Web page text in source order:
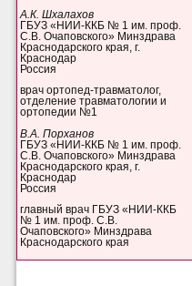
А.К. Шхалахов
ГБУЗ «НИИ-ККБ № 1 им. проф.
С.В. Очаповского» Минздрава
Краснодарского края, г.
Краснодар
Россия
врач ортопед-травматолог,
отделение травматологии и
ортопедии №1
В.А. Порханов
ГБУЗ «НИИ-ККБ № 1 им. проф.
С.В. Очаповского» Минздрава
Краснодарского края, г.
Краснодар
Россия
главный врач ГБУЗ «НИИ-ККБ
№ 1 им. проф. С.В.
Очаповского» Минздрава
Краснодарского края